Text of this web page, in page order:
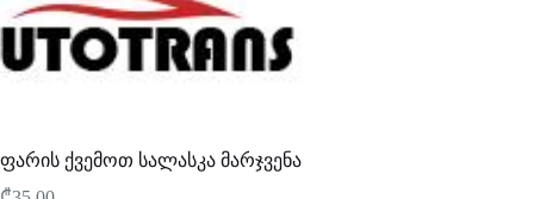
ფარის ქვემოთ სალასკა მარჯვენა